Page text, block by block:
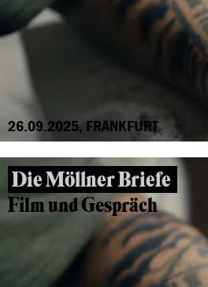
26.09.2025, FRANKFURT
Die Möllner Briefe
Film und Gespräch